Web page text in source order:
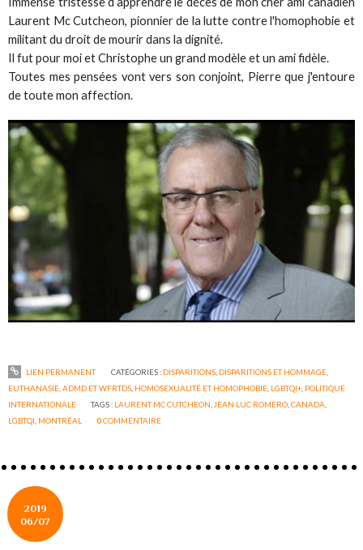
Laurent Mc Cutcheon, pionnier de la lutte contre l'homophobie et
militant du droit de mourir dans la dignité.
Il fut pour moi et Christophe un grand modèle et un ami fidèle.
Toutes mes pensées vont vers son conjoint, Pierre que j'entoure
de toute mon affection.
LIEN PERMANENT CATÉGORIES : DISPARITIONS, DISPARITIONS ET HOMMAGE,
EUTHANASIE, ADMD ET WFRTDS HOMOSEXUALITÉ ET HOMOPHOBIE LGBTQI+ POLITIQUE
INTERNATIONALE
TAGS : LAURENT MC CUTCHEON JEAN LUC ROMERO ,CANADA
LGBTQI MONTRÉAL 0COMMENTAIRE
2019
06/07